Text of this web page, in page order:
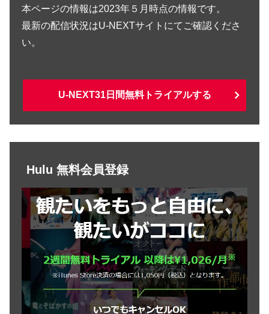
本ページの情報は2023年５月時点の情報です。
最新の配信状況はU-NEXTサイトにてご確認くださ
い。
U-NEXT31日間無料トライアルする
Hulu 無料会員登録